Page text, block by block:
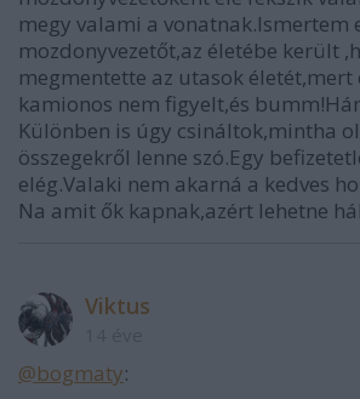
megy valami a vonatnak.Ismertem
mozdonyvezetőt,az életébe került
megmentette az utasok életét,mert
kamionos nem figyelt,és
Különben is úgy csináltok,mintha
összegekről lenne szó.Egy
elég.Valaki nem akarná a kedves
Na amit ők kapnak,azért lehetne
Viktus
@bogmaty: